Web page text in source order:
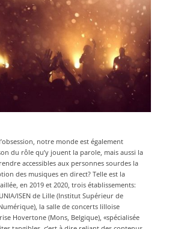
notre monde est également
du rôle qu’y jouent la parole, mais aussi la
accessibles aux personnes sourdes la
des musiques en direct? Telle est la
en 2019 et 2020, trois établissements:
ISEN de Lille (Institut Supérieur de
la salle de concerts lilloise
Hovertone (Mons, Belgique), «spécialisée